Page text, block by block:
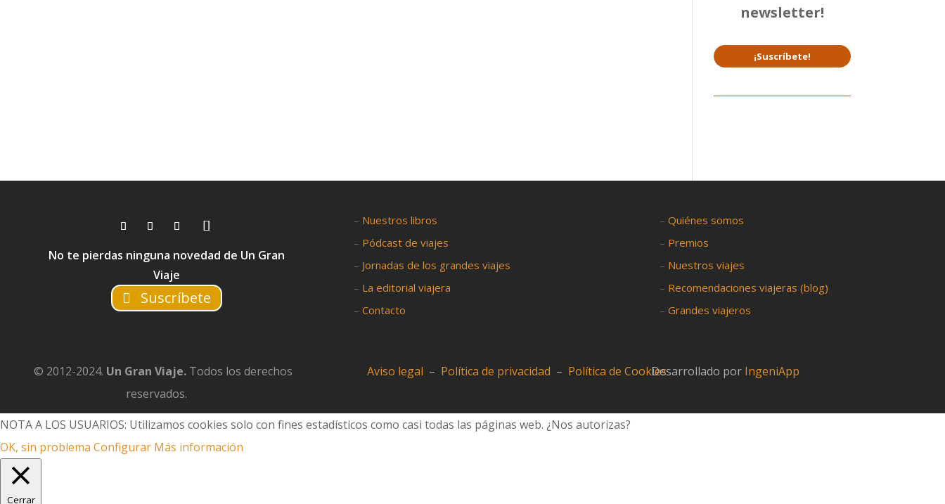
newsletter!
¡Suscríbete!
No te pierdas ninguna novedad de Un Gran
Viaje
Suscríbete
– Nuestros libros
– Pódcast de viajes
– Jornadas de los grandes viajes
– La editorial viajera
– Contacto
–Quiénes somos
– Premios
– Nuestros viajes
– Recomendaciones viajeras (blog)
–Grandes viajeros
© 2012-2024. Un Gran Viaje. Todos los derechos
reservados.
Aviso legal – Política de privacidad – Política de CookiesDesarrollado por IngeniApp
NOTA A LOS USUARIOS: Utilizamos cookies solo con fines estadísticos como casi todas las páginas web. ¿Nos autorizas?
OK, sin problema Configurar Más información
Cerrar